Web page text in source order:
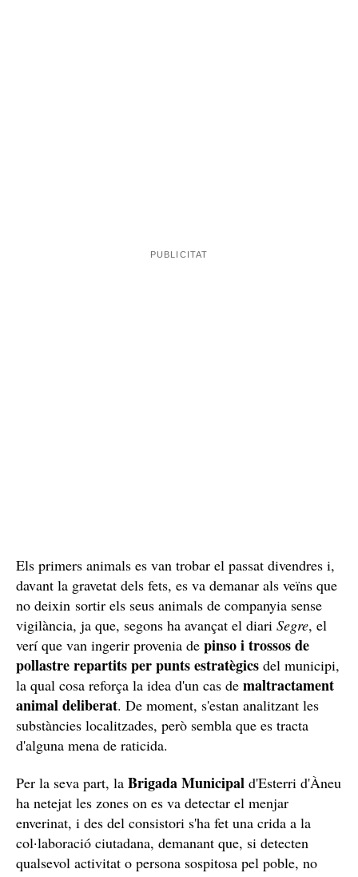
Els primers animals es van trobar el passat divendres i,
davant la gravetat dels fets, es va demanar als veïns que
no deixin sortir els seus animals de companyia sense
vigilància, ja que, segons ha avançat el diari Segre, el
verí que van ingerir provenia de pinsoi trossos de
pollastre repartits per punts estratègics del municipi,
la qual cosa reforça la idea d'un cas de maltractament
animal deliberat. De moment, s'estan analitzant les
substàncies localitzades, però sembla que es tracta
d'alguna mena de raticida.
Per la seva part, la Brigada Municipal d'Esterri d'Àneu
ha netejat les zones on es va detectar el menjar
enverinat, i des del consistori s'ha fet una crida a la
col·laboració ciutadana, demanant que, si detecten
qualsevol activitat o persona sospitosa pel poble, no